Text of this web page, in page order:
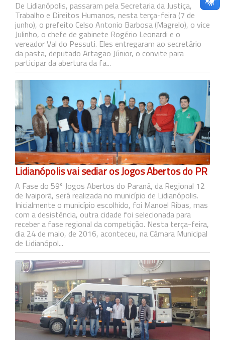
De Lidianópolis, passaram pela Secretaria da Justiça,
Trabalho e Direitos Humanos, nesta terça-feira (7 de
junho), o prefeito Celso Antonio Barbosa (Magrelo), o vice
Julinho, o chefe de gabinete Rogério Leonardi e o
vereador Val do Pessuti. Eles entregaram ao secretário
da pasta, deputado Artagão Júnior, o convite para
participar da abertura da fa...
Lidianópolis vai sediar os Jogos Abertos do PR
A Fase do 59º Jogos Abertos do Paraná, da Regional 12
de Ivaiporã, será realizada no município de Lidianópolis.
Inicialmente o município escolhido, foi Manoel Ribas, mas
com a desistência, outra cidade foi selecionada para
receber a fase regional da competição. Nesta terça-feira,
dia 24 de maio, de 2016, aconteceu, na Câmara Municipal
de Lidianópol...